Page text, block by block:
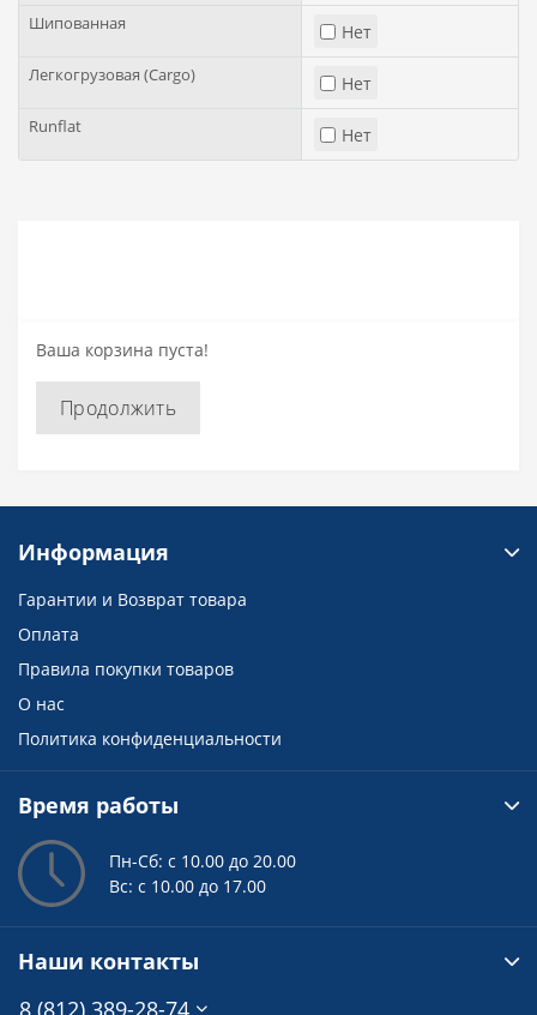
Шипованная Нет
Легкогрузовая (Cargo) Нет
Runflat Нет
Ваша корзина пуста!
Продолжить
Информация
Гарантии и Возврат товара
Оплата
Правила покупки товаров
О нас
Политика конфиденциальности
Время работы
Пн-Сб: с 10.00 до 20.00
Вс: с 10.00 до 17.00
Наши контакты
8 (812) 389-28-74